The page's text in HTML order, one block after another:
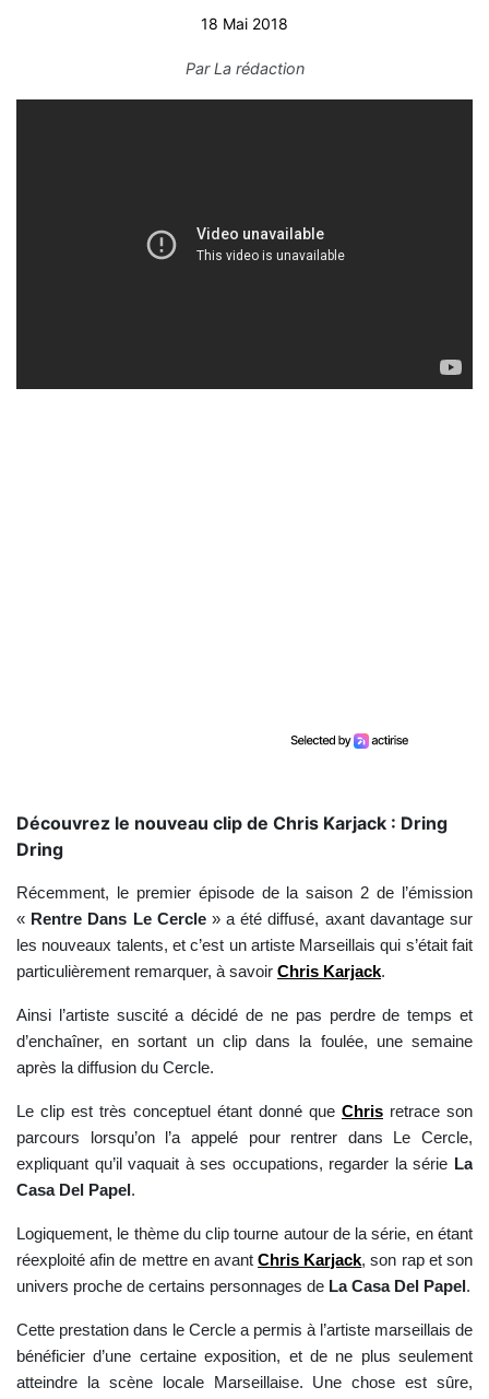
18 Mai 2018
ParLa rédaction
Découvrez le nouveau clip de Chris Karjack : Dring
Dring
Récemment, le premier épisode de la saison 2 de l’émission
« Rentre Dans Le Cercle» a été diffusé, axant davantage sur
les nouveaux talents, et c’est un artiste Marseillais qui s’était fait
particulièrement remarquer, à savoir Chris Karjack.
Ainsi l’artiste suscité a décidé de ne pas perdre de temps et
d’enchaîner, en sortant un clip dans la foulée, une semaine
après la diffusion du Cercle.
Le clip est très conceptuel étant donné que Chris retrace son
parcours lorsqu’on l’a appelé pour rentrer dans Le Cercle,
expliquant qu’il vaquait à ses occupations, regarder la série La
Casa Del Papel .
Logiquement, le thème du clip tourne autour de la série, en étant
réexploité afin de mettre en avantChris Karjack, son rap et son
univers proche de certains personnages de La Casa Del Papel .
Cette prestation dans le Cercle a permis à l’artiste marseillais de
bénéficier d’une certaine exposition, et de ne plus seulement
atteindre la scène locale Marseillaise. Une chose est sûre,